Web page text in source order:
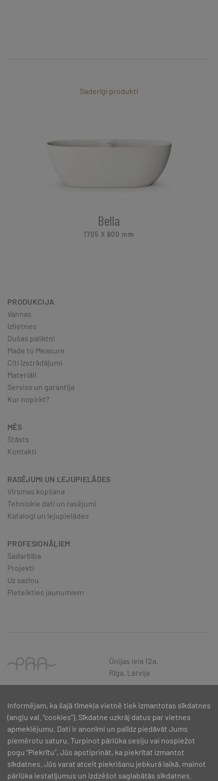
Saderīgi produkti
Bella
1705 X 800 mm
PRODUKCIJA
Vannas
Izlietnes
Dušas paliktņi
Made to Measure
Citi izstrādājumi
Materiāli
Serviss un garantija
Kur nopirkt?
MĒS
Stāsts
Kontakti
RASĒJUMI UN LEJUPIELĀDES
Virsmas kopšana
Tehniskie dati un rasējumi
Katalogi un lejupielādes
PROFESIONĀĻIEM
Sadarbība
Projekti
Uz saziņu
Pieteikties jaunumiem
Ūnijas iela 12a,
Rīga, Latvija
Informējam, ka šajā tīmekļa vietnē tiek izmantotas sīkdatnes
(angļu val. “cookies”). Sīkdatne uzkrāj datus par vietnes
apmeklējumu. Dati ir anonīmi un palīdz piedāvāt Jums
piemērotu saturu. Turpinot pārlūka sesiju vai nospiežot
pogu “Piekrītu”, Jūs apstiprināt, ka piekrītat izmantot
sīkdatnes. Jūs varat atcelt piekrišanu jebkurā laikā, mainot
pārlūka iestatījumus un izdzēšot saglabātās sīkdatnes.